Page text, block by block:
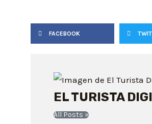
FACEBOOK
EL TURISTA
All Posts »